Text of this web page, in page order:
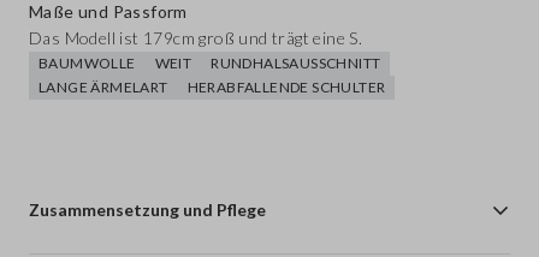
Maße und Passform
Das Modell ist 179cm groß und trägt eine S.
BAUMWOLLE WEIT
RUNDHALSAUSSCHNITT
LANGE ÄRMELART
HERABFALLENDE SCHULTER
Zusammensetzung und Pflege